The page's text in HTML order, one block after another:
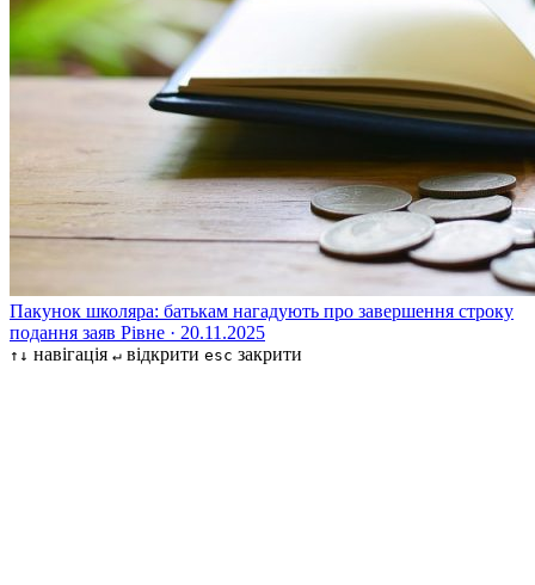
Пакунок школяра: батькам нагадують про завершення строку
подання заяв Рівне · 20.11.2025
↑↓ навігація ↵ відкрити esc закрити